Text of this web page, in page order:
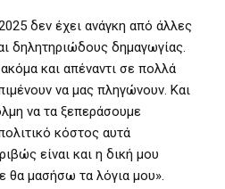
δεν έχει ανάγκη από άλλες
δηλητηριώδους δημαγωγίας.
και απέναντι σε πολλά
να μας πληγώνουν. Και
να τα ξεπεράσουμε
κόστος αυτά
είναι και η δική μου
θα μασήσω τα λόγια μου».